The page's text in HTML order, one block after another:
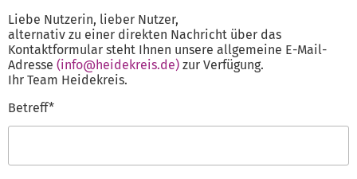
Liebe Nutzerin, lieber Nutzer,
alternativ zu einer direkten Nachricht über das
Kontaktformular steht Ihnen unsere allgemeine E-Mail-
Adresse (info@heidekreis.de) zur Verfügung.
Ihr Team Heidekreis.
Betreff*